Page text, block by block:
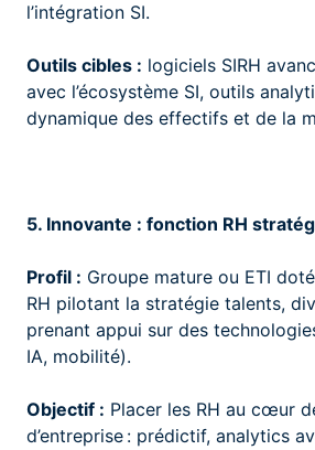
l’intégration SI.
Outils cibles : logiciels SIRH
avec l’écosystème SI, outils
dynamique des effectifs et de la
5. Innovante : fonction RH
Profil : Groupe mature ou ETI
RH pilotant la stratégie talents,
prenant appui sur des
IA, mobilité).
Objectif : Placer les RH au cœur
d’entreprise : prédictif, analytics